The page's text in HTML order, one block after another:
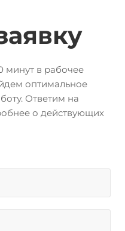
минут в рабочее
оптимальное
Ответим на
о действующих